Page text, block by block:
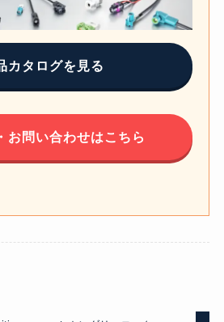
カタログを見る
お問い合わせはこちら